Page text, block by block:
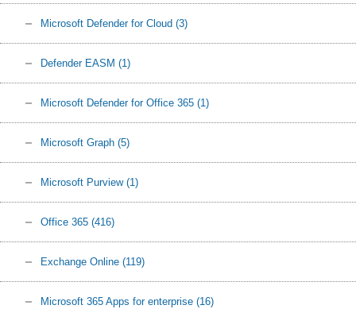
Microsoft Defender for Cloud (3)
Defender EASM (1)
Microsoft Defender for Office 365 (1)
Microsoft Graph (5)
Microsoft Purview (1)
Office 365 (416)
Exchange Online (119)
Microsoft 365 Apps for enterprise (16)